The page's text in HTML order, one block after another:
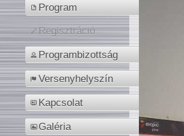
Program
Regisztráció
Programbizottság
Versenyhelyszín
Kapcsolat
Galéria